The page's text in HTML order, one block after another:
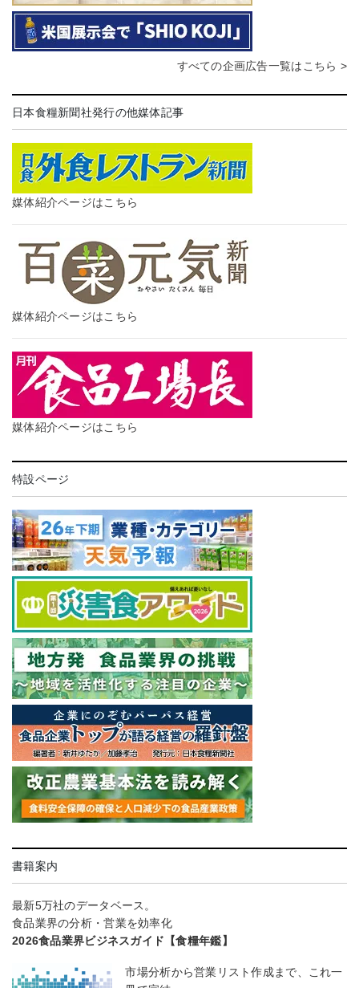
すべての企画広告一覧はこちら >
日本食糧新聞社発行の他媒体記事
媒体紹介ページはこちら
媒体紹介ページはこちら
媒体紹介ページはこちら
特設ページ
書籍案内
最新5万社のデータベース。
食品業界の分析・営業を効率化
2026食品業界ビジネスガイド【食糧年鑑】
市場分析から営業リスト作成まで、これ一